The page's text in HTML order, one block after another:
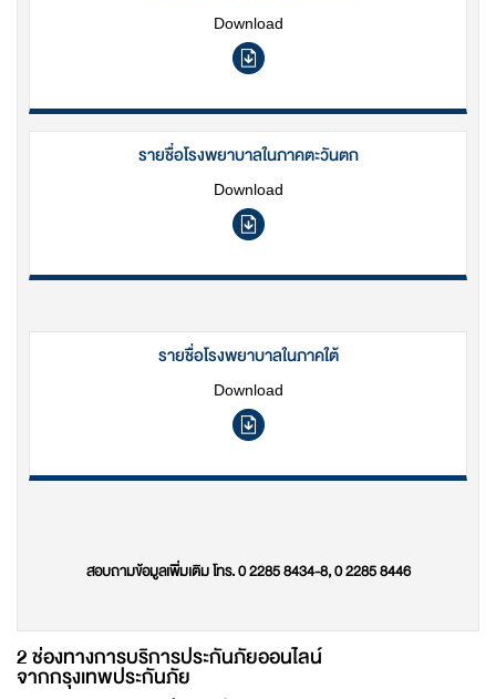
Download
รายชื่อโรงพยาบาลในภาคตะวันตก
Download
รายชื่อโรงพยาบาลในภาคใต้
Download
สอบถามข้อมูลเพิ่มเติม โทร. 0 2285 8434-8, 0 2285 8446
2 ช่องทางการบริการประกันภัยออนไลน์
จากกรุงเทพประกันภัย